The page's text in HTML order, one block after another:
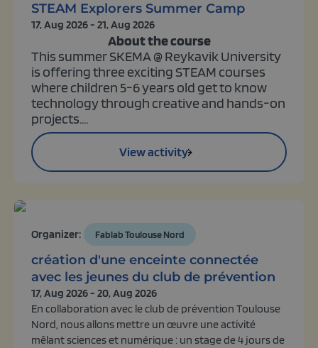
STEAM Explorers Summer Camp
17, Aug 2026 - 21, Aug 2026
About the course
This summer SKEMA @ Reykavik University
is offering three exciting STEAM courses
where children 5-6 years old get to know
technology through creative and hands-on
projects....
View activity
Organizer: Fablab Toulouse Nord
création d'une enceinte connectée
avec les jeunes du club de prévention
17, Aug 2026 - 20, Aug 2026
En collaboration avec le club de prévention Toulouse
Nord, nous allons mettre un œuvre une activité
mêlant sciences et numérique : un stage de 4 jours de